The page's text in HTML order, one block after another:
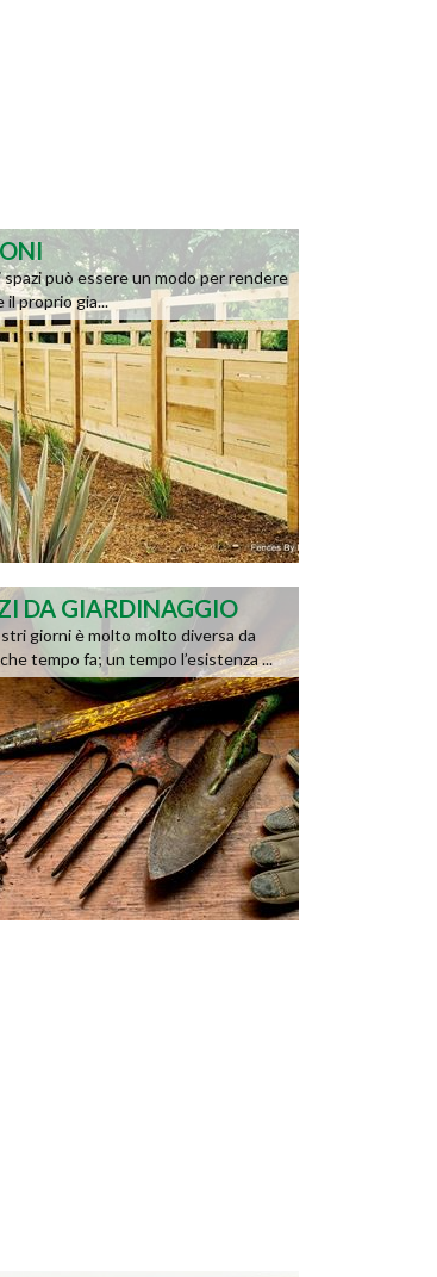
può essere un modo per rendere
il proprio gia...
DA GIARDINAGGIO
giorni è molto molto diversa da
tempo fa; un tempo l’esistenza ...